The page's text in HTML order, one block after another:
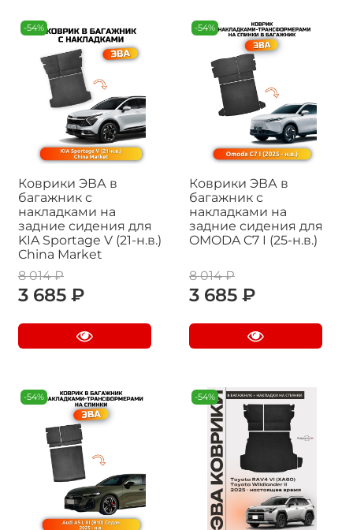
-54%
Коврики ЭВА в
багажник с
накладками на
задние сидения для
KIA Sportage V (21-н.в.)
China Market
8 014 ₽
3 685 ₽
-54%
Коврики ЭВА в
багажник с
накладками на
задние сидения для
OMODA C7 I (25-н.в.)
8 014 ₽
3 685 ₽
-54% -54%